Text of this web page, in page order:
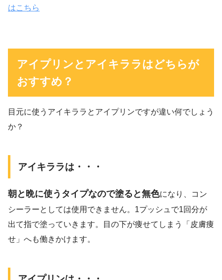
はこちら
アイプリンとアイキララはどちらが
おすすめ？
目元に使うアイキララとアイプリンですが違い何でしょう
か？
アイキララは・・・
朝と晩に使うタイプなので塗ると無色になり、コン
シーラーとしては使用できません。1プッシュで1回分が
出て指で塗っていきます。目の下が痩せてしまう「皮膚痩
せ」へも働きかけます。